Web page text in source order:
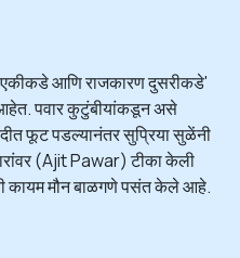
एकीकडे आणि राजकारण दुसरीकडे'
पवार कुटुंबीयांकडून असे
फूट पडल्यानंतर सुप्रिया सुळेंनी
(Ajit Pawar) टीका केली
कायम मौन बाळगणे पसंत केले आहे.